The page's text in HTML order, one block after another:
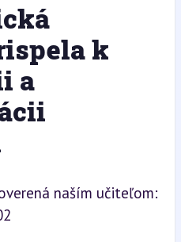
k
a
naším učiteľom: